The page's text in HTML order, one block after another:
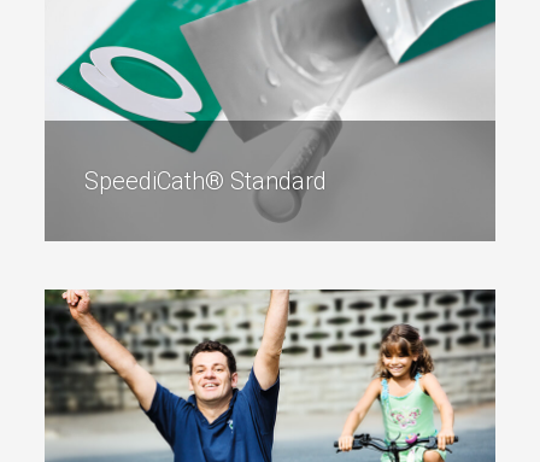
Cateter urinar: ghid complet pentru
pacienți – sfaturi practice
Ce este un cateter urinar și când este necesar?
SpeediCath® Standard